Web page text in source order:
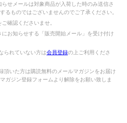
せメールは対象商品が入荷した時のみ送信さ
るものではございませんのでご了承ください。
ご確認くださいませ。
お知らせする「販売開始メール」を受け付け
られていない方は会員登録の上ご利用くださ
いた方は購読無料のメールマガジンをお届け
ガジン登録フォームより解除をお願い致しま